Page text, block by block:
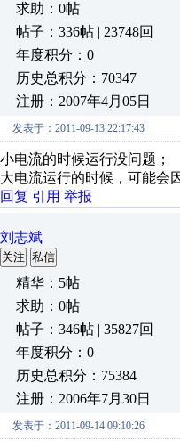
求助：0帖
帖子：336帖 | 23748回
年度积分：0
历史总积分：70347
注册：2007年4月05日
发表于：2011-09-13 22:17:43
小电流的时候运行没问题；
大电流运行的时候，可能会
回复 引用 举报
刘志斌
关注 私信
精华：5帖
求助：0帖
帖子：346帖 | 35827回
年度积分：0
历史总积分：75384
注册：2006年7月30日
发表于：2011-09-14 09:10:26